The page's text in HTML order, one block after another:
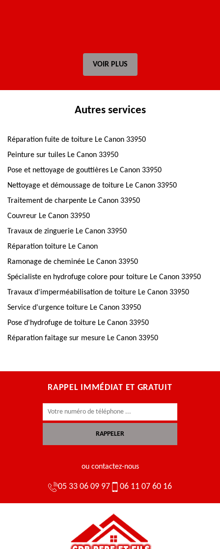
VOIR PLUS
Autres services
Réparation fuite de toiture Le Canon 33950
Peinture sur tuiles Le Canon 33950
Pose et nettoyage de gouttières Le Canon 33950
Nettoyage et démoussage de toiture Le Canon 33950
Traitement de charpente Le Canon 33950
Couvreur Le Canon 33950
Travaux de zinguerie Le Canon 33950
Réparation toiture Le Canon
Ramonage de cheminée Le Canon 33950
Spécialiste en hydrofuge colore pour toiture Le Canon 33950
Travaux d'imperméabilisation de toiture Le Canon 33950
Service d'urgence toiture Le Canon 33950
Pose d'hydrofuge de toiture Le Canon 33950
Réparation faitage sur mesure Le Canon 33950
RAPPEL IMMÉDIAT ET GRATUIT
ou contactez-nous
05 33 06 09 97 06 11 07 60 16